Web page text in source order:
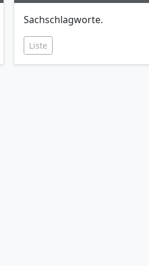
Sachschlagworte.
Liste